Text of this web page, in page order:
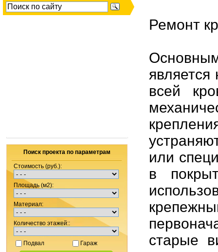
Поиск проекта по параметрам
Стоимость (руб.):
Площадь (м2):
Материал:
Количество этажей::
Подвал Гараж
Ремонт
всей
или
в
старые